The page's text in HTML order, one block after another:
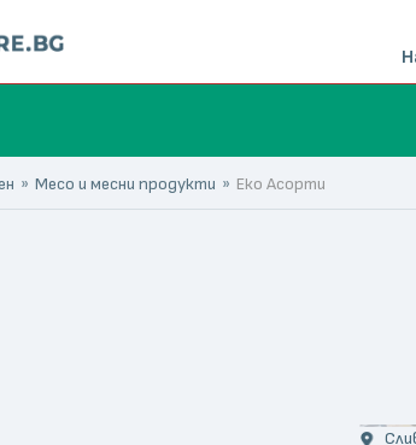
Месо и месни продукти Еко Асорти